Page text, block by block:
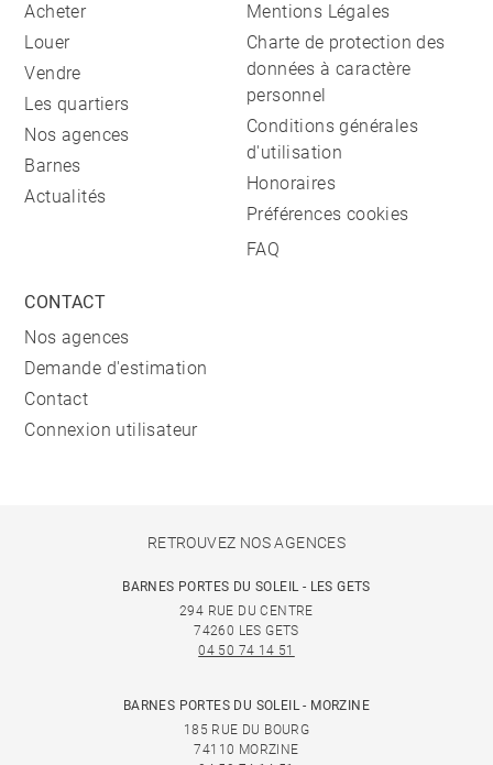
Acheter
Louer
Vendre
Les quartiers
Nos agences
Barnes
Actualités
Mentions Légales
Charte de protection des
données à caractère
personnel
Conditions générales
d'utilisation
Honoraires
Préférences cookies
FAQ
CONTACT
Nos agences
Demande d'estimation
Contact
Connexion utilisateur
RETROUVEZ NOS AGENCES
BARNES PORTES DU SOLEIL - LES GETS
294 RUE DU CENTRE
74260 LES GETS
04 50 74 14 51
BARNES PORTES DU SOLEIL - MORZINE
185 RUE DU BOURG
74110 MORZINE